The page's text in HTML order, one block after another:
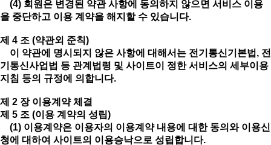
(4) 회원은 변경된 약관 사항에 동의하지 않으면 서비스 이용
을 중단하고 이용 계약을 해지할 수 있습니다.
제 4 조 (약관외 준칙)
이 약관에 명시되지 않은 사항에 대해서는 전기통신기본법, 전
기통신사업법 등 관계법령 및 사이트이 정한 서비스의 세부이용
지침 등의 규정에 의합니다.
제 2 장 이용계약 체결
제 5 조 (이용 계약의 성립)
(1) 이용계약은 이용자의 이용계약 내용에 대한 동의와 이용신
청에 대하여 사이트의 이용승낙으로 성립합니다.